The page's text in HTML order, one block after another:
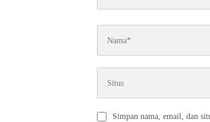
Simpan nama, email, dan